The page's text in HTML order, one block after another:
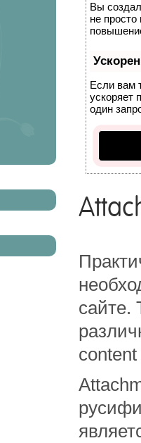
Вы
не
Если вам
ускоряет
один
сайте.